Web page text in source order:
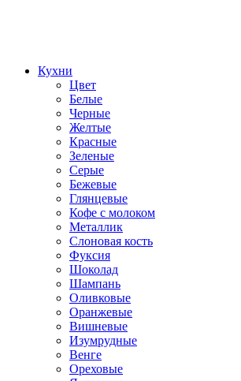
Кухни
Цвет
Белые
Черные
Желтые
Красные
Зеленые
Серые
Бежевые
Глянцевые
Кофе с молоком
Металлик
Слоновая кость
Фуксия
Шоколад
Шампань
Оливковые
Оранжевые
Вишневые
Изумрудные
Венге
Ореховые